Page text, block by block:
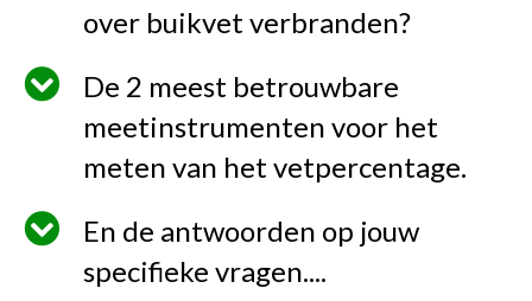
over buikvet verbranden?
De 2 meest betrouwbare
meetinstrumenten voor het
meten van het vetpercentage.
En de antwoorden op jouw
specifieke vragen....